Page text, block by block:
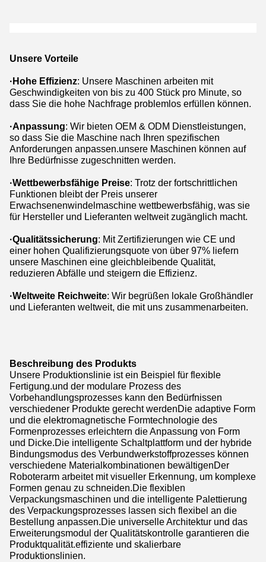
Unsere Vorteile
· Hohe Effizienz: Unsere Maschinen arbeiten mit
Geschwindigkeiten von bis zu 400 Stück pro Minute, so
dass Sie die hohe Nachfrage problemlos erfüllen können.
·Anpassung: Wir bieten OEM & ODM Dienstleistungen,
so dass Sie die Maschine nach Ihren spezifischen
Anforderungen anpassen.unsere Maschinen können auf
Ihre Bedürfnisse zugeschnitten werden.
·Wettbewerbsfähige Preise: Trotz der fortschrittlichen
Funktionen bleibt der Preis unserer
Erwachsenenwindelmaschine wettbewerbsfähig, was sie
für Hersteller und Lieferanten weltweit zugänglich macht.
·Qualitätssicherung: Mit Zertifizierungen wie CE und
einer hohen Qualifizierungsquote von über 97% liefern
unsere Maschinen eine gleichbleibende Qualität,
reduzieren Abfälle und steigern die Effizienz.
·Weltweite Reichweite: Wir begrüßen lokale Großhändler
und Lieferanten weltweit, die mit uns zusammenarbeiten.
Beschreibung des Produkts
Unsere Produktionslinie ist ein Beispiel für flexible
Fertigung.und der modulare Prozess des
Vorbehandlungsprozesses kann den Bedürfnissen
verschiedener Produkte gerecht werdenDie adaptive Form
und die elektromagnetische Formtechnologie des
Formenprozesses erleichtern die Anpassung von Form
und Dicke.Die intelligente Schaltplattform und der hybride
Bindungsmodus des Verbundwerkstoffprozesses können
verschiedene Materialkombinationen bewältigenDer
Roboterarm arbeitet mit visueller Erkennung, um komplexe
Formen genau zu schneiden.Die flexiblen
Verpackungsmaschinen und die intelligente Palettierung
des Verpackungsprozesses lassen sich flexibel an die
Bestellung anpassen.Die universelle Architektur und das
Erweiterungsmodul der Qualitätskontrolle garantieren die
Produktqualität.effiziente und skalierbare
Produktionslinien.